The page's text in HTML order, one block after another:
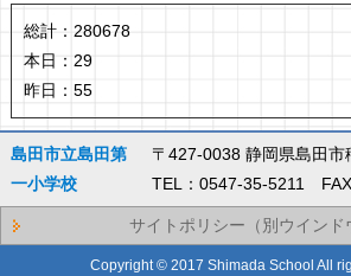
総計： 280678
本日： 29
昨日： 55
島田市立島田第
一小学校
〒427-0038 静岡県島田
TEL：0547-35-5211
サイトポリシー（別ウインド
Copyright © 2017 Shimada School All